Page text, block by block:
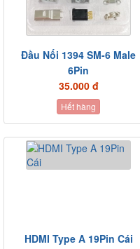
Đầu Nối 1394 SM-6 Male
6Pin
35.000 đ
Hết hàng
HDMI Type A 19Pin Cái